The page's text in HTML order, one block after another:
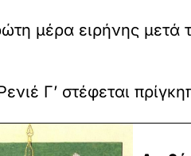
μέρα ειρήνης μετά
Γ’ στέφεται